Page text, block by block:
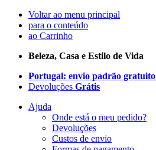
Voltar ao menu principal
para o conteúdo
ao Carrinho
Beleza, Casa e Estilo de Vida
Portugal: envio padrão gratuito
Devoluções Grátis
Ajuda
Onde está o meu pedido?
Devoluções
Custos de envio